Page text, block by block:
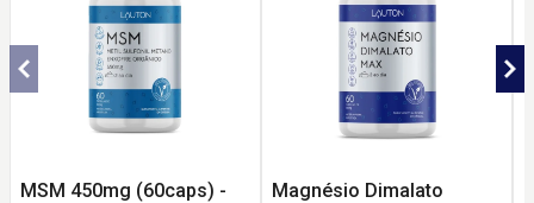
MSM 450mg (60caps) -
Magnésio Dimalato